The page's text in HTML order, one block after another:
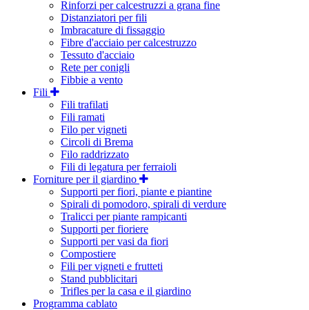
Rinforzi per calcestruzzi a grana fine
Distanziatori per fili
Imbracature di fissaggio
Fibre d'acciaio per calcestruzzo
Tessuto d'acciaio
Rete per conigli
Fibbie a vento
Fili
Fili trafilati
Fili ramati
Filo per vigneti
Circoli di Brema
Filo raddrizzato
Fili di legatura per ferraioli
Forniture per il giardino
Supporti per fiori, piante e piantine
Spirali di pomodoro, spirali di verdure
Tralicci per piante rampicanti
Supporti per fioriere
Supporti per vasi da fiori
Compostiere
Fili per vigneti e frutteti
Stand pubblicitari
Trifles per la casa e il giardino
Programma cablato